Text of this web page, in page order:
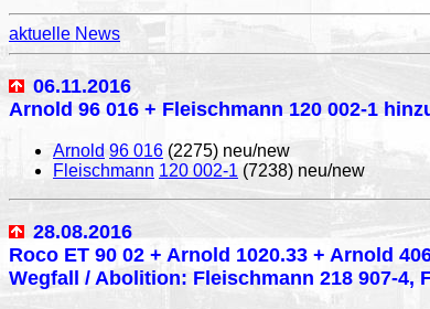
aktuelle News
06.11.2016
Arnold 96 016 + Fleischmann 120 002-1
Arnold 96 016 (2275) neu/new
Fleischmann 120 002-1 (7238) neu/new
28.08.2016
Roco ET 90 02 + Arnold 1020.33 + Arnold
Wegfall / Abolition: Fleischmann 218 907-4,